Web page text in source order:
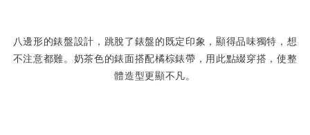
八邊形的錶盤設計，跳脫了錶盤的既定印象，顯得品味獨特，想
不注意都難。奶茶色的錶面搭配橘棕錶帶，用此點綴穿搭，使整
體造型更顯不凡。